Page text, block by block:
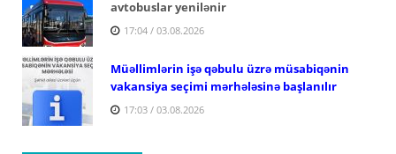
avtobuslar yenilənir
17:04 / 03.08.2026
Müəllimlərin işə qəbulu üzrə müsabiqənin
vakansiya seçimi mərhələsinə başlanılır
17:03 / 03.08.2026